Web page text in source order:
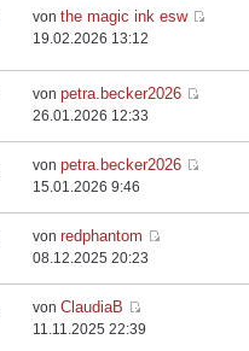
vonthe magic ink esw
19.02.2026 13:12
vonpetra.becker2026
26.01.2026 12:33
vonpetra.becker2026
15.01.2026 9:46
vonredphantom
08.12.2025 20:23
vonClaudiaB
11.11.2025 22:39